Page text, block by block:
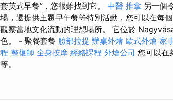
套英式早餐”，您很難找到它。 中醫 推拿 另一個
場，還提供主題早午餐等特別活動，您可以在每
觀察當地文化流動的理想場所。 它位於
色。 - 聚餐套餐 臉部拉提 辦桌外燴 歐式外燴 家
程 整復師 全身按摩 經絡課程 外燴公司 您可以在
等。